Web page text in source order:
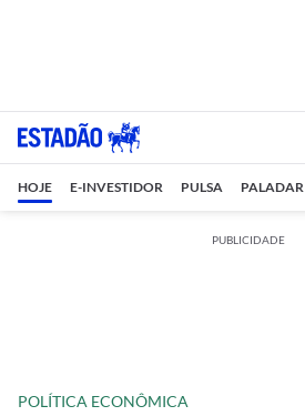
HOJE E-INVESTIDOR PULSA PALADAR
PUBLICIDADE
POLÍTICA ECONÔMICA